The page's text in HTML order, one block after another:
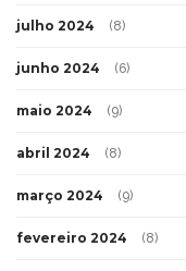
julho 2024 (8)
junho 2024 (6)
maio 2024 (9)
abril 2024 (8)
março 2024 (9)
fevereiro 2024 (8)